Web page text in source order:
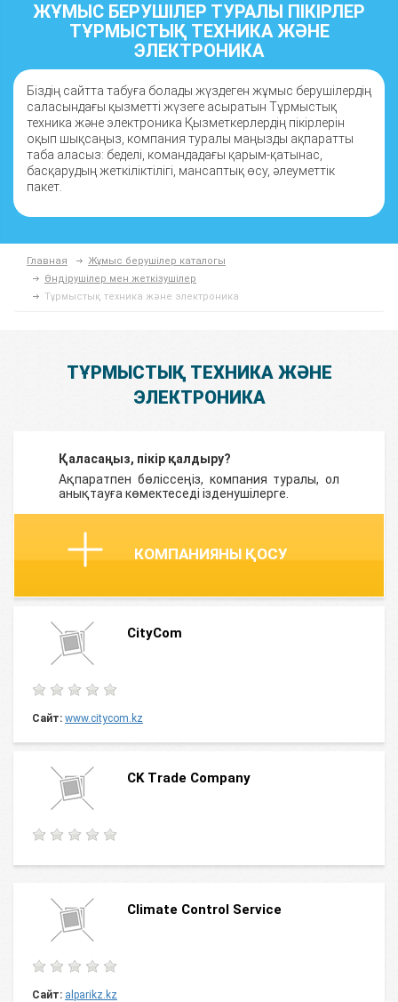
ЖҰМЫС БЕРУШІЛЕР ТУРАЛЫ ПІКІРЛЕР
ТҰРМЫСТЫҚ ТЕХНИКА ЖӘНЕ
ЭЛЕКТРОНИКА
Біздің сайтта табуға болады жүздеген жұмыс берушілердің
саласындағы қызметті жүзеге асыратын Тұрмыстық
техника және электроника Қызметкерлердің пікірлерін
оқып шықсаңыз, компания туралы маңызды ақпаратты
таба аласыз: беделі, командадағы қарым-қатынас,
басқарудың жеткіліктілігі, мансаптық өсу, әлеуметтік
пакет.
Главная
Жұмыс берушілер каталогы
Өндірушілер мен жеткізушілер
Тұрмыстық техника және электроника
ТҰРМЫСТЫҚ ТЕХНИКА ЖӘНЕ
ЭЛЕКТРОНИКА
Қаласаңыз, пікір қалдыру?
Ақпаратпен бөліссеңіз, компания туралы, ол
анықтауға көмектеседі ізденушілерге.
КОМПАНИЯНЫ ҚОСУ
CityCom
Сайт: www.citycom.kz
CK Trade Company
Climate Control Service
Сайт: alparikz.kz